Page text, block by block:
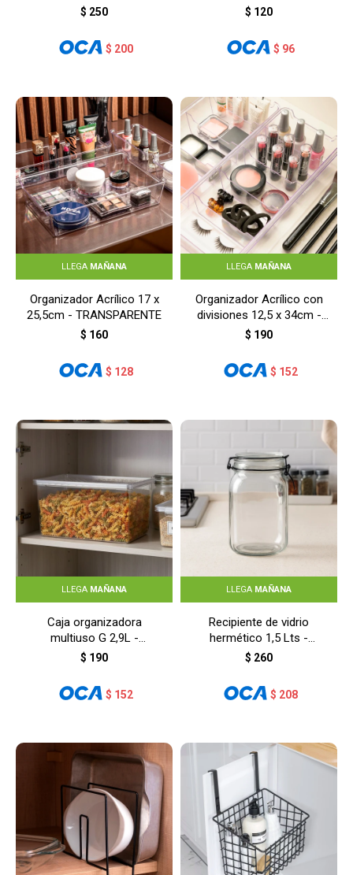
$ 250
$ 200
$ 120
$ 96
LLEGA MAÑANA
Organizador Acrílico 17 x
25,5cm - TRANSPARENTE
$ 160
$ 128
LLEGA MAÑANA
Organizador Acrílico con
divisiones 12,5 x 34cm -
TRANSPARENTE
$ 190
$ 152
LLEGA MAÑANA
Caja organizadora
multiuso G 2,9L -
TRANSPARENTE
$ 190
$ 152
LLEGA MAÑANA
Recipiente de vidrio
hermético 1,5 Lts -
TRANSPARENTE
$ 260
$ 208